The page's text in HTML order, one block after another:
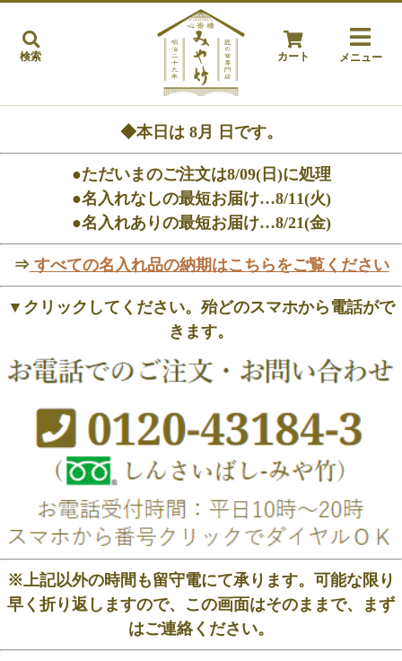
検索 カート メニュー
◆本日は 8月 日です。
●ただいまのご注文は8/09(日)に処理
●名入れなしの最短お届け…8/11(火)
●名入れありの最短お届け…8/21(金)
⇒すべての名入れ品の納期はこちらをご覧ください
▼クリックしてください。殆どのスマホから電話がで
きます。
※上記以外の時間も留守電にて承ります。可能な限り
早く折り返しますので、この画面はそのままで、まず
はご連絡ください。